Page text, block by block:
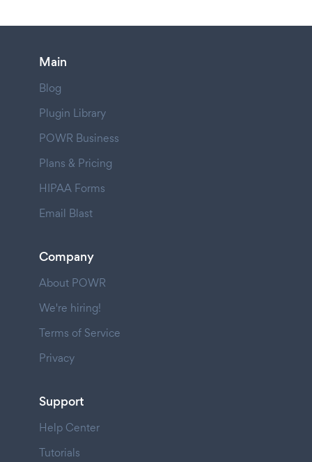
Main
Blog
Plugin Library
POWR Business
Plans & Pricing
HIPAA Forms
Email Blast
Company
About POWR
We're hiring!
Terms of Service
Privacy
Support
Help Center
Tutorials